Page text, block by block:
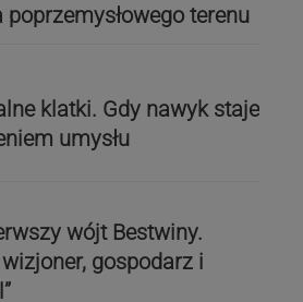
poprzemysłowego terenu
klatki. Gdy nawyk staje
umysłu
wójt Bestwiny.
wizjoner, gospodarz i